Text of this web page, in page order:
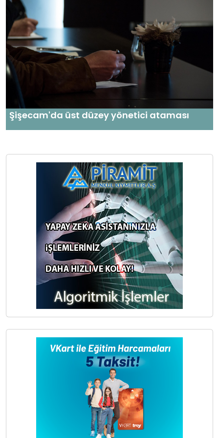
Şişecam'da üst düzey yönetici ataması